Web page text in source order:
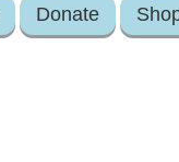
Donate